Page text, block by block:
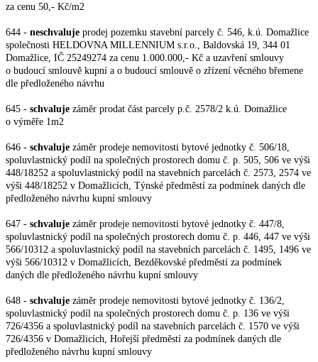
za cenu 50,- Kč/m2
644 - neschvaluje prodej pozemku stavební parcely č. 546, k.ú. Domažlice
společnosti HELDOVNA MILLENNIUM s.r.o., Baldovská 19, 344 01
Domažlice, IČ 25249274 za cenu 1.000.000,- Kč a uzavření smlouvy
o budoucí smlouvě kupní a o budoucí smlouvě o zřízení věcného břemene
dle předloženého návrhu
645 - schvaluje záměr prodat část parcely p.č. 2578/2 k.ú. Domažlice
o výměře 1m2
646 - schvaluje záměr prodeje nemovitosti bytové jednotky č. 506/18,
spoluvlastnický podíl na společných prostorech domu č. p. 505, 506 ve výši
448/18252 a spoluvlastnický podíl na stavebních parcelách č. 2573, 2574 ve
výši 448/18252 v Domažlicích, Týnské předměstí za podmínek daných dle
předloženého návrhu kupní smlouvy
647 - schvaluje záměr prodeje nemovitosti bytové jednotky č. 447/8,
spoluvlastnický podíl na společných prostorech domu č. p. 446, 447 ve výši
566/10312 a spoluvlastnický podíl na stavebních parcelách č. 1495, 1496 ve
výši 566/10312 v Domažlicích, Bezděkovské předměstí za podmínek
daných dle předloženého návrhu kupní smlouvy
648 - schvaluje záměr prodeje nemovitosti bytové jednotky č. 136/2,
spoluvlastnický podíl na společných prostorech domu č. p. 136 ve výši
726/4356 a spoluvlastnický podíl na stavebních parcelách č. 1570 ve výši
726/4356 v Domažlicích, Hořejší předměstí za podmínek daných dle
předloženého návrhu kupní smlouvy